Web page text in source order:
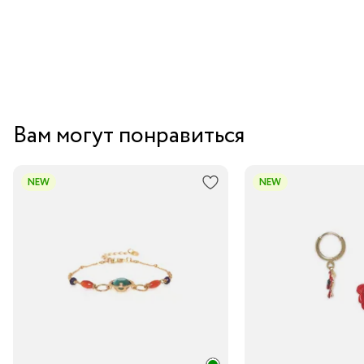
Вам могут понравиться
NEW NEW